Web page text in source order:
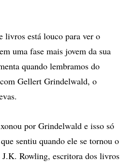
livros está louco para ver o
uma fase mais jovem da sua
quando lembramos do
Gellert Grindelwald, o
por Grindelwald e isso só
sentiu quando ele se tornou o
J.K. Rowling, escritora dos livros